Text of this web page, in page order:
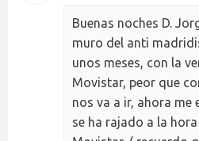
Buenas noches D.
muro del anti
unos meses, con la
Movistar, peor que
nos va a ir, ahora me
se ha rajado a la